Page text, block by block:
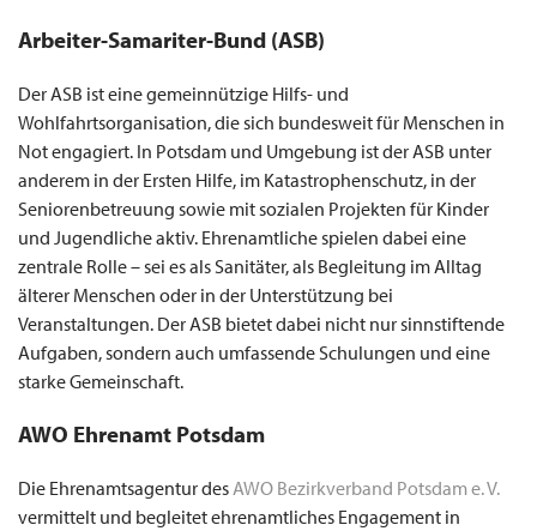
Arbeiter-Samariter-Bund (ASB)
Der ASB ist eine gemeinnützige Hilfs- und
Wohlfahrtsorganisation, die sich bundesweit für Menschen in
Not engagiert. In Potsdam und Umgebung ist der ASB unter
anderem in der Ersten Hilfe, im Katastrophenschutz, in der
Seniorenbetreuung sowie mit sozialen Projekten für Kinder
und Jugendliche aktiv. Ehrenamtliche spielen dabei eine
zentrale Rolle – sei es als Sanitäter, als Begleitung im Alltag
älterer Menschen oder in der Unterstützung bei
Veranstaltungen. Der ASB bietet dabei nicht nur sinnstiftende
Aufgaben, sondern auch umfassende Schulungen und eine
starke Gemeinschaft.
AWO Ehrenamt Potsdam
Die Ehrenamtsagentur des AWO Bezirkverband Potsdam e. V.
vermittelt und begleitet ehrenamtliches Engagement in